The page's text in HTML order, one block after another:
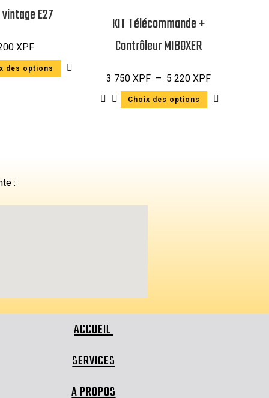
E27
XPF
des options
KIT Télécommande +
Contrôleur MIBOXER
3 750 XPF – 5 220 XPF
Choix des options
:
ACCUEIL
SERVICES
A PROPOS